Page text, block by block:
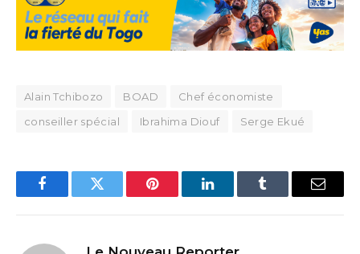
Alain Tchibozo BOAD
Chef économiste
conseiller spécial
Ibrahima Diouf Serge Ekué
FacebookTwitter Pinterest LinkedInTumblr Email